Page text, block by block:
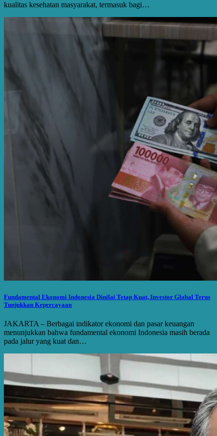
kualitas kesehatan masyarakat, termasuk bagi…
Fundamental Ekonomi Indonesia Dinilai Tetap Kuat, Investor Global Terus
Tunjukkan Kepercayaan
JAKARTA – Berbagai indikator ekonomi dan pasar keuangan
menunjukkan bahwa fundamental ekonomi Indonesia masih berada
pada jalur yang kuat dan…